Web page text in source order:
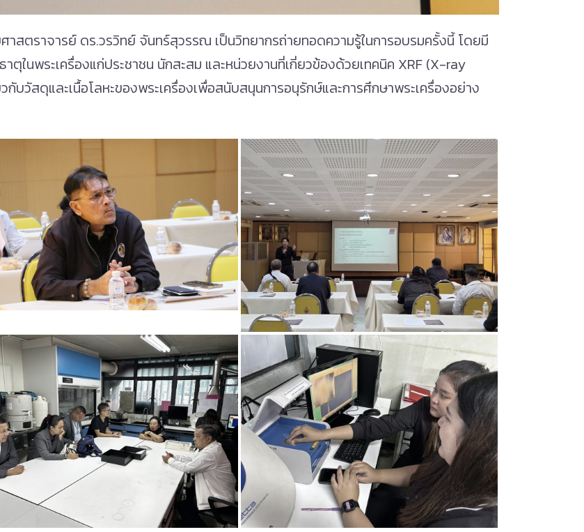
าสตราจารย์ ดร.วรวิทย์ จันทร์สุวรรณ เป็นวิทยากรถ่ายทอดความรู้ในการอบรมครั้งนี้ โดยมี
ตุในพระเครื่องแก่ประชาชน นักสะสม และหน่วยงานที่เกี่ยวข้องด้วยเทคนิค XRF (X-ray
กับวัสดุและเนื้อโลหะของพระเครื่องเพื่อสนับสนุนการอนุรักษ์และการศึกษาพระเครื่องอย่าง